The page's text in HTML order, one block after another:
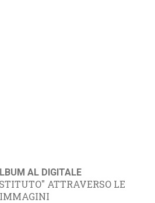
AL DIGITALE
ATTRAVERSO LE
IMMAGINI